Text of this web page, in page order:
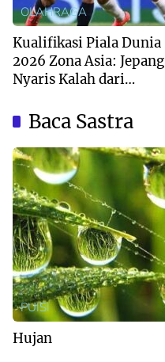
OLAHRAGA
Kualifikasi Piala Dunia
2026 Zona Asia: Jepang
Nyaris Kalah dari
Baca Sastra
PUISI
Hujan